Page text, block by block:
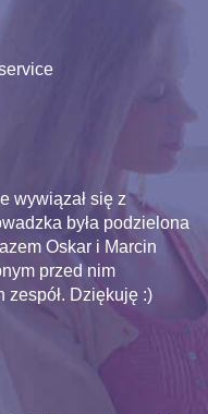
wywiązał się z
była podzielona
Oskar i Marcin
przed nim
zespół. Dziękuję :)